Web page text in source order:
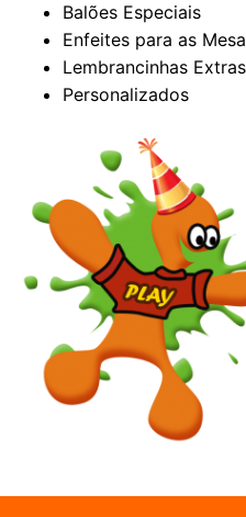
Balões Especiais
Enfeites para as
Lembrancinhas Extras
Personalizados